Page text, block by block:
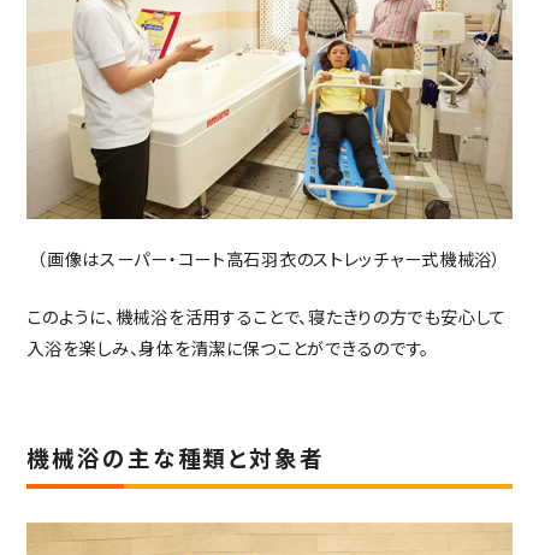
（画像はスーパー・コート高石羽衣のストレッチャー式機械浴）
このように、機械浴を活用することで、寝たきりの方でも安心して
入浴を楽しみ、身体を清潔に保つことができるのです。
機械浴の主な種類と対象者